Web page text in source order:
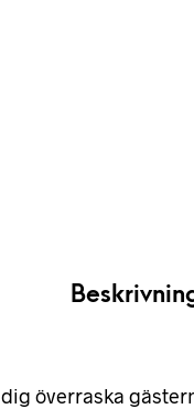
överraska